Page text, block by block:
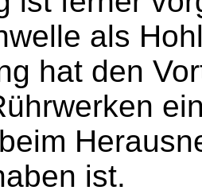
als
hat den
ist.